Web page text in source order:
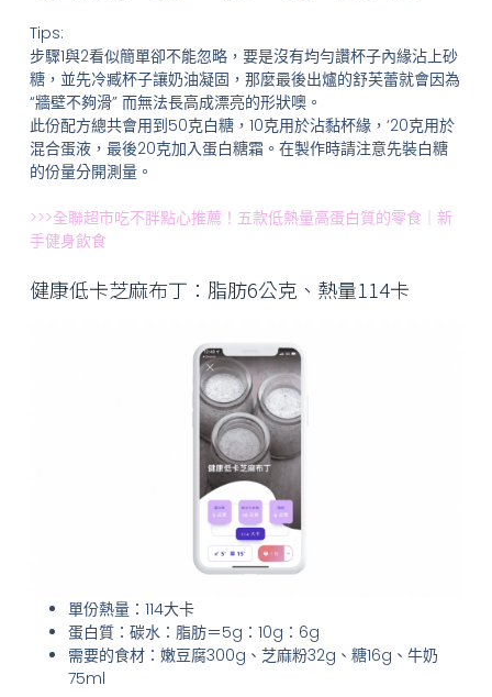
Tips:
步驟1與2看似簡單卻不能忽略，要是沒有均勻讚杯子內緣沾上砂
糖，並先冷臧杯子讓奶油凝固，那麼最後出爐的舒芙蕾就會因為
“牆壁不夠滑” 而無法長高成漂亮的形狀噢。
此份配方總共會用到50克白糖，10克用於沾黏杯緣，‘20克用於
混合蛋液，最後20克加入蛋白糖霜。在製作時請注意先裝白糖
的份量分開測量。
>>>全聯超市吃不胖點心推薦！五款低熱量高蛋白質的零食｜新
手健身飲食
健康低卡芝麻布丁：脂肪6公克、熱量114卡
單份熱量：114大卡
蛋白質：碳水：脂肪＝5g：10g：6g
需要的食材：嫩豆腐300g、芝麻粉32g、糖16g、牛奶
75ml